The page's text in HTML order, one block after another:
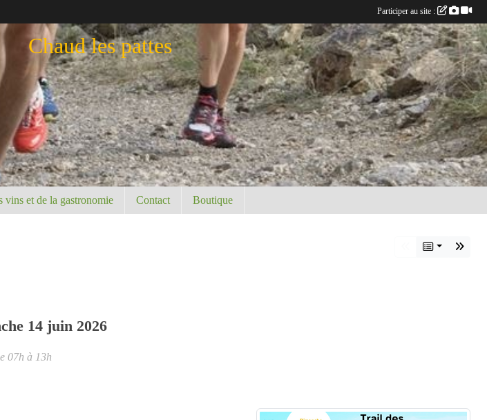
Chaud les pattes
vins et de la gastronomie Contact Boutique
14 juin 2026
07h à 13h
Participer au site :